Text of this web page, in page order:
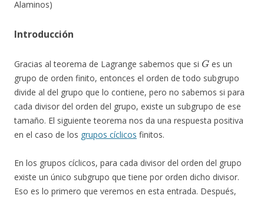
Alaminos)
Introducción
Gracias al teorema de Lagrange sabemos que si
G
es un
grupo de orden finito, entonces el orden de todo subgrupo
divide al del grupo que lo contiene, pero no sabemos si para
cada divisor del orden del grupo, existe un subgrupo de ese
tamaño. El siguiente teorema nos da una respuesta positiva
en el caso de los grupos cíclicos finitos.
En los grupos cíclicos, para cada divisor del orden del grupo
existe un único subgrupo que tiene por orden dicho divisor.
Eso es lo primero que veremos en esta entrada. Después,